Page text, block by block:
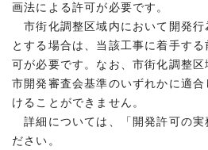
画法による許可が必要です。
市街化調整区域内において開発行
とする場合は、当該工事に着手す
可が必要です。なお、市街化調整
市開発審査会基準のいずれかに適
けることができません。
詳細については、「開発許可の実
ださい。